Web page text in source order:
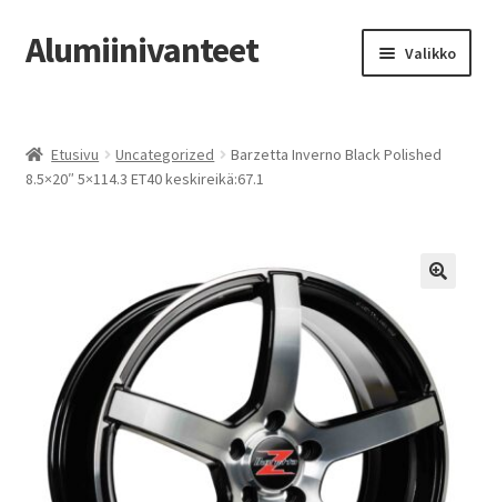
Siirry
navigointiin
Siirry
sisältöön
Alumiinivanteet Valikko
Kauppa
Vanteiden osto-opas
Auton renkaat
Yhteystiedot
Etusivu Uncategorized
Barzetta Inverno Black Polished
8.5×20″ 5×114.3 ET40 keskireikä:67.1